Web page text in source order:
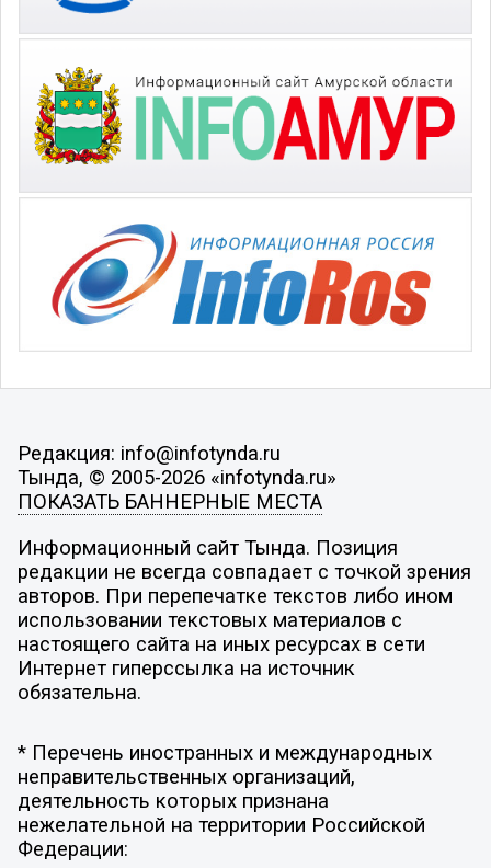
Редакция: info@infotynda.ru
Тында, © 2005-2026 «infotynda.ru»
ПОКАЗАТЬ БАННЕРНЫЕ МЕСТА
Информационный сайт Тында. Позиция
редакции не всегда совпадает с точкой зрения
авторов. При перепечатке текстов либо ином
использовании текстовых материалов с
настоящего сайта на иных ресурсах в сети
Интернет гиперссылка на источник
обязательна.
* Перечень иностранных и международных
неправительственных организаций,
деятельность которых признана
нежелательной на территории Российской
Федерации: